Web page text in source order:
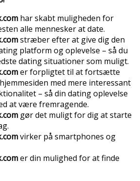
har skabt muligheden for
alle mennesker at date.
stræber efter at give dig den
platform og oplevelse – så du
dating situationer som muligt.
er forpligtet til at fortsætte
med mere interessant
– så din dating oplevelse
at være fremragende.
gør det muligt for dig at starte
virker på smartphones og
er din mulighed for at finde